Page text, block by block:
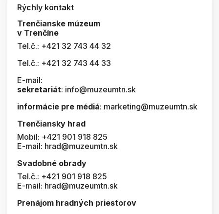
Rýchly kontakt
Trenčianske múzeum
v Trenčíne
Tel.č.: +421 32 743 44 32
Tel.č.: +421 32 743 44 33
E-mail:
sekretariát: info@muzeumtn.sk
informácie pre médiá: marketing@muzeumtn.sk
Trenčiansky hrad
Mobil: +421 901 918 825
E-mail: hrad@muzeumtn.sk
Svadobné obrady
Tel.č.: +421 901 918 825
E-mail: hrad@muzeumtn.sk
Prenájom hradných priestorov